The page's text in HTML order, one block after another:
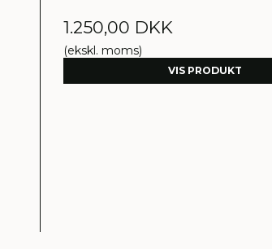
1.250,00 DKK
(ekskl. moms)
VIS PRODUKT